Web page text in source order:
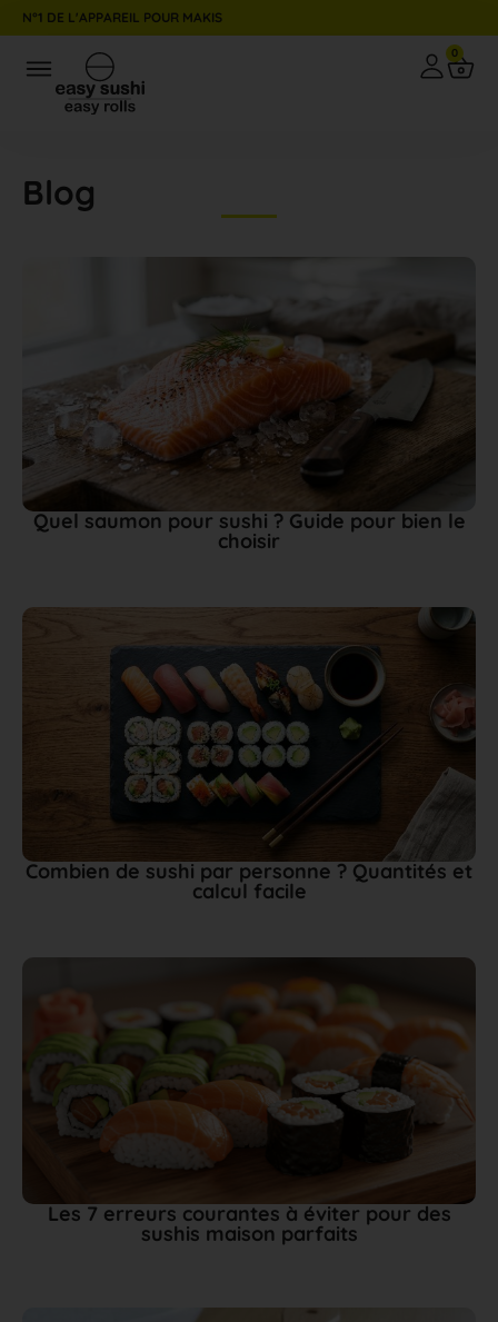
Aller
contenu
N°1 DE L'APPAREIL POUR MAKIS
0
Blog
Quel saumon pour sushi ? Guide pour bien le
choisir
Combien de sushi par personne ? Quantités et
calcul facile
Les 7 erreurs courantes à éviter pour des
sushis maison parfaits